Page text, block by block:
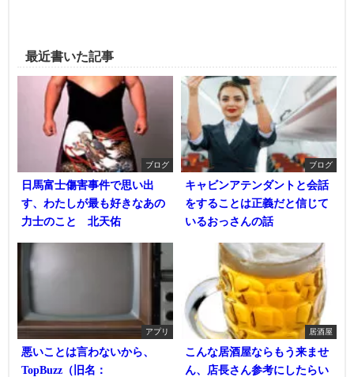
最近書いた記事
ブログ
日馬富士傷害事件で思い出
す、わたしが最も好きなあの
力士のこと 北天佑
ブログ
キャビンアテンダントと会話
をすることは正義だと信じて
いるおっさんの話
アプリ
悪いことは言わないから、
TopBuzz（旧名：
居酒屋
こんな居酒屋ならもう来ませ
ん、店長さん参考にしたらい